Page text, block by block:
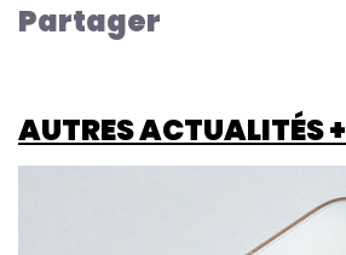
Partager
AUTRES ACTUALITÉS +